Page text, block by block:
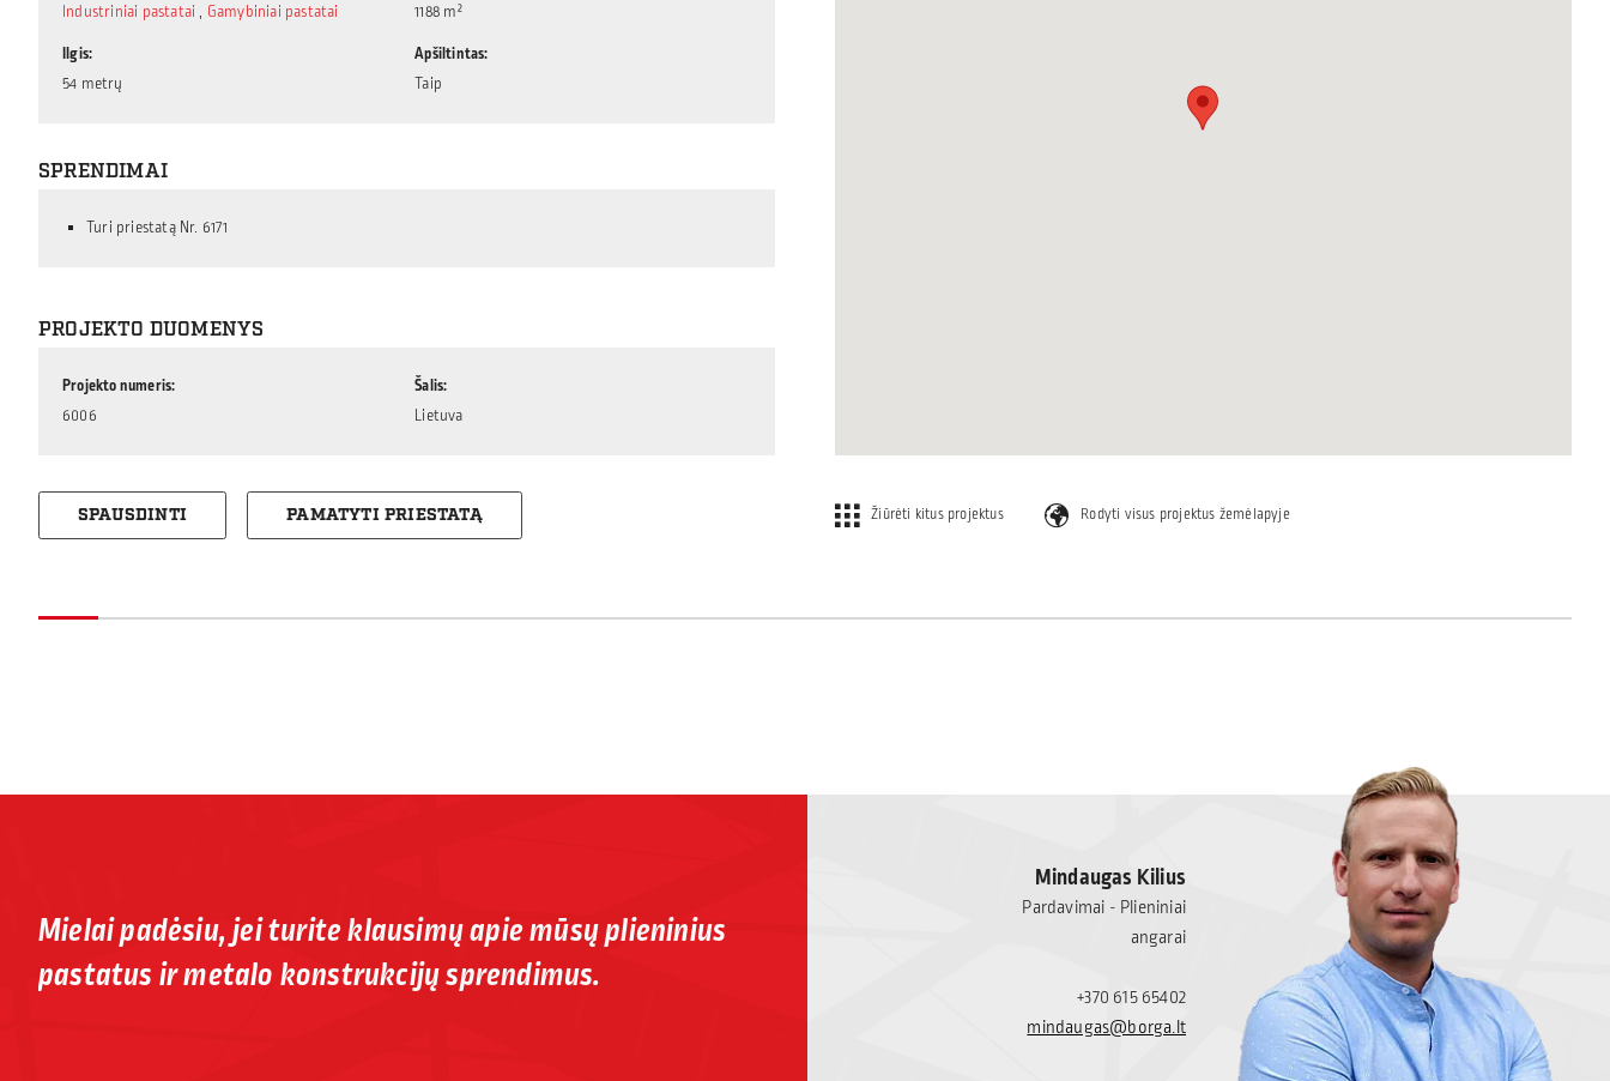
Industriniai pastatai , Gamybiniai pastatai
Ilgis
54 metrų
1188 m²
Apšiltintas
Taip
SPRENDIMAI
Turi priestatą Nr. 6171
PROJEKTO DUOMENYS
Projekto numeris
6006
Šalis
Lietuva
SPAUSDINTI PAMATYTI PRIESTATĄ Žiūrėti kitus projektus Rodyti visus projektus žemėlapyje
Mindaugas Kilius
Pardavimai - Plieniniai
angarai
+370 615 65402
mindaugas@borga.lt
Mielai padėsiu, jei turite klausimų apie mūsų plieninius
pastatus ir metalo konstrukcijų sprendimus.